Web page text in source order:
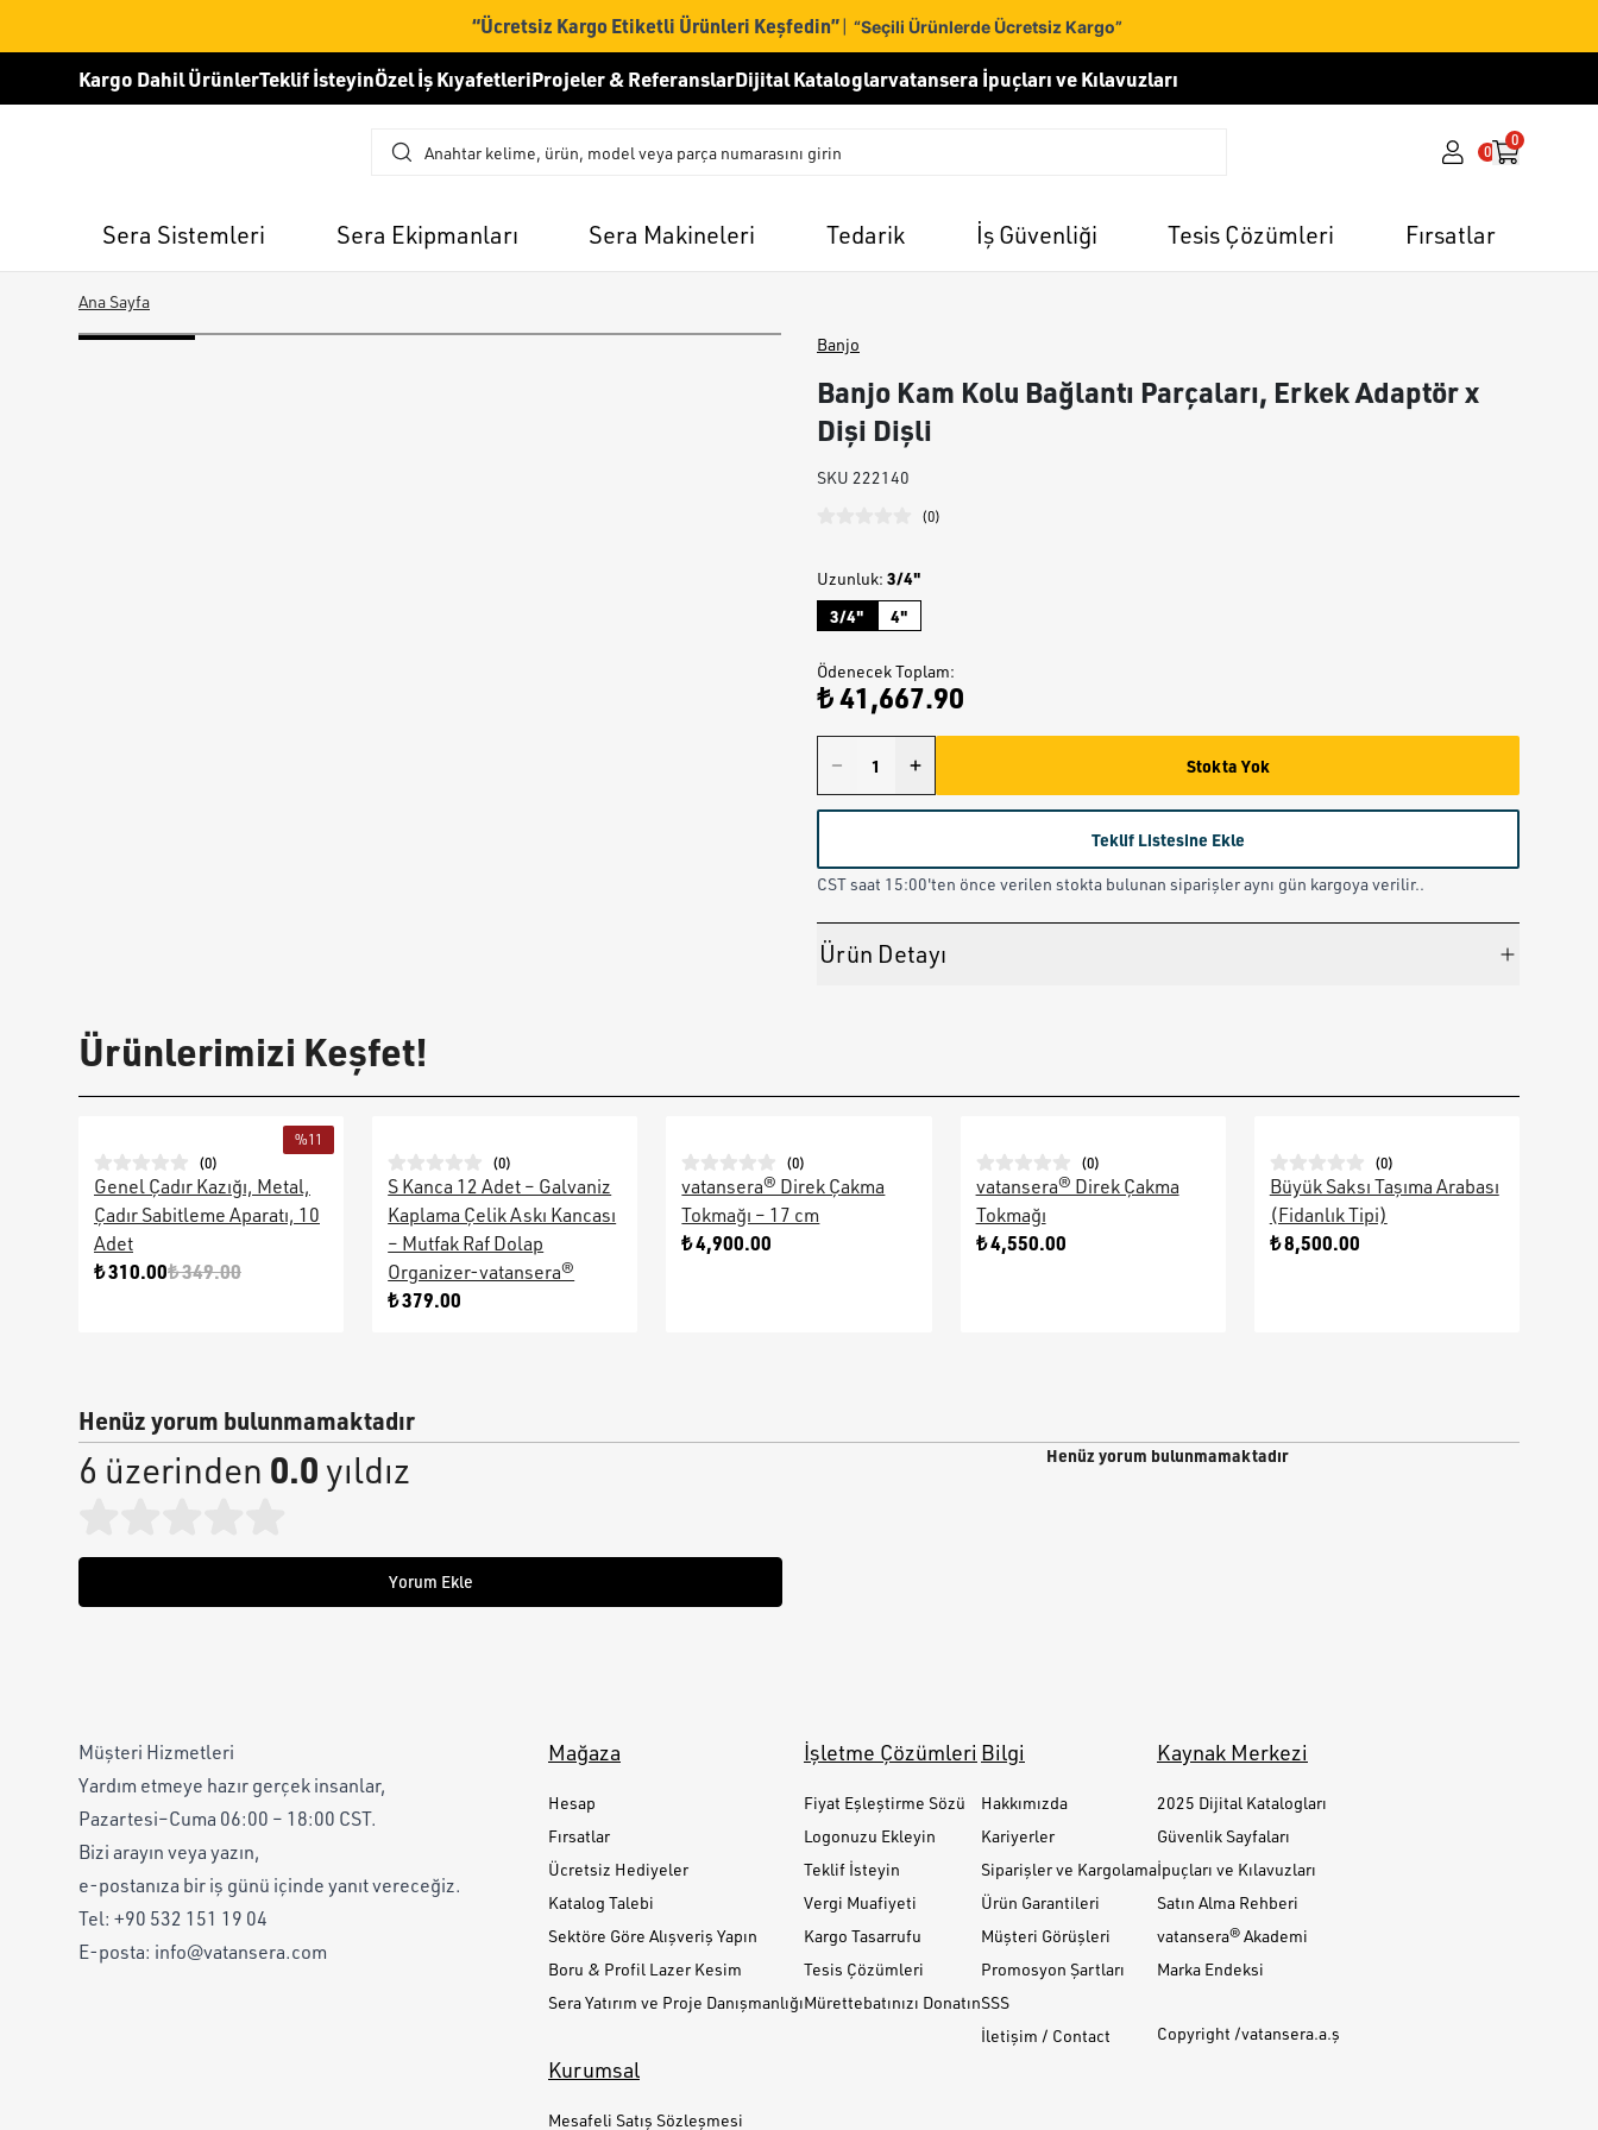
“Ücretsiz Kargo Etiketli Ürünleri Keşfedin”| “Seçili Ürünlerde Ücretsiz Kargo”
Kargo Dahil ÜrünlerTeklif İsteyinÖzel İş KıyafetleriProjeler & ReferanslarDijital Kataloglarvatansera İpuçları ve Kılavuzları
0
0
Sera Sistemleri Sera Ekipmanları Sera Makineleri Tedarik İş Güvenliği Tesis Çözümleri Fırsatlar
Ana Sayfa
Banjo
Banjo Kam Kolu Bağlantı Parçaları, Erkek Adaptör x
Dişi Dişli
SKU 222140
(0)
Uzunluk: 3/4"
3/4"
4"
Ödenecek Toplam:
₺ 41,667.90
Stokta Yok
Teklif Listesine Ekle
CST saat 15:00'ten önce verilen stokta bulunan siparişler aynı gün kargoya verilir..
Ürün Detayı
Ürünlerimizi Keşfet!
%11
(0)
Genel Çadır Kazığı, Metal,
Çadır Sabitleme Aparatı, 10
Adet
₺ 310.00₺ 349.00
(0)
S Kanca 12 Adet – Galvaniz
Kaplama Çelik Askı Kancası
– Mutfak Raf Dolap
Organizer-vatansera®
₺ 379.00
(0)
vatansera® Direk Çakma
Tokmağı – 17 cm
₺ 4,900.00
(0)
vatansera® Direk Çakma
Tokmağı
₺ 4,550.00
(0)
Büyük Saksı Taşıma Arabası
(Fidanlık Tipi)
₺ 8,500.00
Henüz yorum bulunmamaktadır
6 üzerinden 0.0yıldız
Yorum Ekle
Henüz yorum bulunmamaktadır
Müşteri Hizmetleri
Yardım etmeye hazır gerçek insanlar,
Pazartesi–Cuma 06:00 – 18:00 CST.
Bizi arayın veya yazın,
e-postanıza bir iş günü içinde yanıt vereceğiz.
Tel: +90 532 151 19 04
E-posta: info@vatansera.com
Mağaza
Hesap
Fırsatlar
Ücretsiz Hediyeler
Katalog Talebi
Sektöre Göre Alışveriş Yapın
Boru & Profil Lazer Kesim
Sera Yatırım ve Proje Danışmanlığı
İşletme Çözümleri
Fiyat Eşleştirme Sözü
Logonuzu Ekleyin
Teklif İsteyin
Vergi Muafiyeti
Kargo Tasarrufu
Tesis Çözümleri
Mürettebatınızı Donatın
Bilgi
Hakkımızda
Kariyerler
Siparişler ve Kargolama
Ürün Garantileri
Müşteri Görüşleri
Promosyon Şartları
SSS
İletişim / Contact
Kaynak Merkezi
2025 Dijital Katalogları
Güvenlik Sayfaları
İpuçları ve Kılavuzları
Satın Alma Rehberi
vatansera® Akademi
Marka Endeksi
Copyright /vatansera.a.ş
Kurumsal
Mesafeli Satış Sözleşmesi